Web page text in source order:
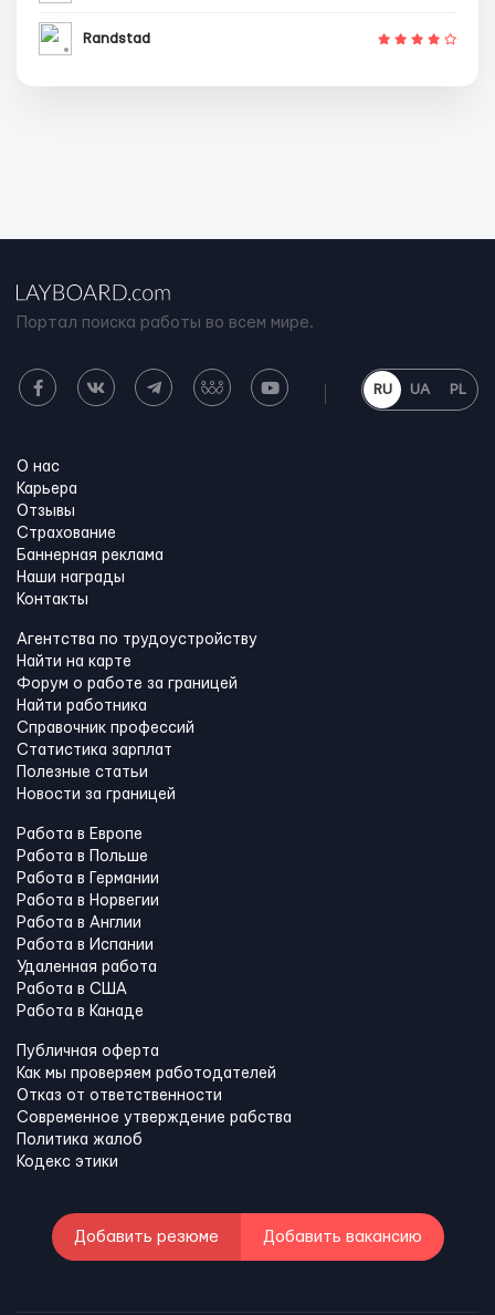
Randstad
Портал поиска работы во всем мире.
RU UA PL
О нас
Карьера
Отзывы
Страхование
Баннерная реклама
Наши награды
Контакты
Агентства по трудоустройству
Найти на карте
Форум о работе за границей
Найти работника
Справочник профессий
Статистика зарплат
Полезные статьи
Новости за границей
Работа в Европе
Работа в Польше
Работа в Германии
Работа в Норвегии
Работа в Англии
Работа в Испании
Удаленная работа
Работа в США
Работа в Канадe
Публичная оферта
Как мы проверяем работодателей
Отказ от ответственности
Современное утверждение рабства
Политика жалоб
Кодекс этики
Добавить резюме Добавить вакансию